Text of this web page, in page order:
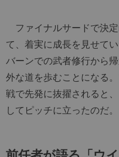
ファイナルサードで決
て、着実に成長を見せて
バーンでの武者修行から
外な道を歩むことになる
戦で先発に抜擢されると
してピッチに立ったのだ。